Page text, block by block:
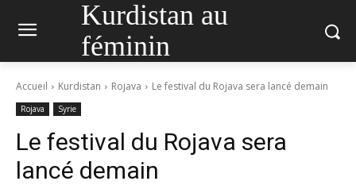
Kurdistan au
féminin
Accueil Kurdistan Rojava Le festival du Rojava sera lancé demain
Rojava Syrie
Le festival du Rojava sera
lancé demain